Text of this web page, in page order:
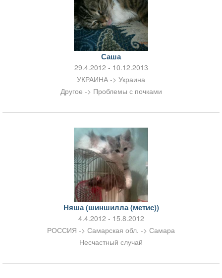
Саша
29.4.2012 - 10.12.2013
УКРАИНА -> Украина
Другое -> Проблемы с почками
Няша (шиншилла (метис))
4.4.2012 - 15.8.2012
РОССИЯ -> Самарская обл. -> Самара
Несчастный случай